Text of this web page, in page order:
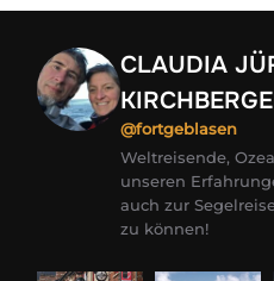
CLAUDIA
@fortgeblasen
Weltreisende,
unseren
auch zur
zu können!